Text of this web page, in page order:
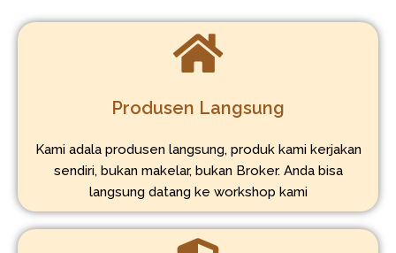
Produsen Langsung
Kami adala produsen langsung, produk kami kerjakan
sendiri, bukan makelar, bukan Broker. Anda bisa
langsung datang ke workshop kami